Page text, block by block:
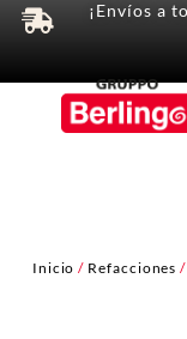
¡Envíos a
Inicio / Refacciones /